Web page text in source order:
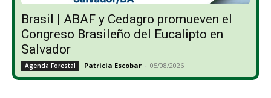
Brasil | ABAF y Cedagro promueven el
Congreso Brasileño del Eucalipto en
Salvador
Agenda Forestal Patricia Escobar - 05/08/2026